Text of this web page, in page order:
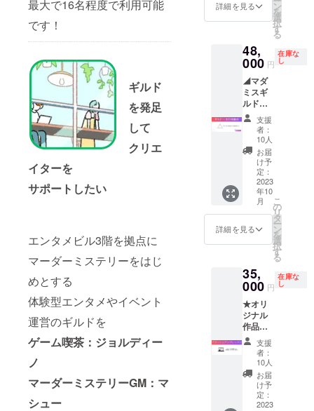
最大で16名程度で利用可能
です！
ギルド
を発足
して
クリエ
イターを
サポートしたい
エンタメビル3階を拠点に
マーダーミステリーをはじ
めとする
体験型エンタメやイベント
運営のギルドを
ゲーム喫茶：ジョルディー
ノ
マーダーミステリーGM：マ
シュー
2023年
12月目
定
しての
にて お
打ち合
わせが
必要と
なりま
す。
2024年
12月末
まで有
効。
ステ
リーの
プレイ
トです
(各回最
大20名)
プレイ
後のア
フター
パー
ティも
ご用
意。 支
援いた
だいた
方には
別途後
日ご案
内を送
付いた
更の依
頼をす
る場合
がござ
いま
す。 開
催日
時： 第
一回：
2023年
9月9日
(土) 18
時から
詳細を見る ン
を
選
択
す
る
48,
000 円
在庫な
し
◢マダ
ミスギ
ルド発
足記
念！ マ
シュー
＆ジョ
ディー
ノが贈
る 開発
中のオ
リジナ
ルマダ
ミス
の、 先
会貸切
チケッ
トで
す！ 全
員イツ
メンで
の参加
が可能
です！
シナリ
オデザ
イナー
は、 人
支援
者：
10人
お届
け予
定：
2023
年10
月
詳細を見る
こ
の
リ
タ
ー
ン
を
選
択
す
る
35,
000 円
在庫な
し
★オリ
ジナル
作品の
プロ
デュー
スや 版
権物の
監修を
行う久
保よし
支援
者：
10人
お届
け予
定：
2023